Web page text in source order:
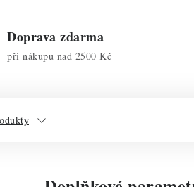
Doprava zdarma
při nákupu nad 2500 Kč